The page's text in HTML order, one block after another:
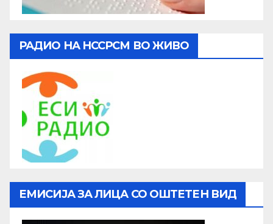
РАДИО НА НССРСМ ВО ЖИВО
ЕМИСИЈА ЗА ЛИЦА СО ОШТЕТЕН ВИД